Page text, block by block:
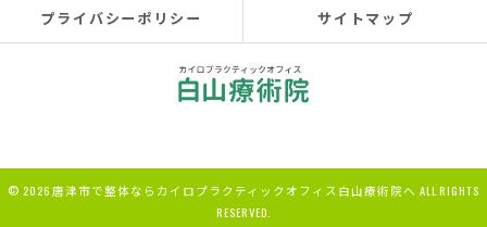
プライバシーポリシー サイトマップ
© 2026 唐津市で整体ならカイロプラクティックオフィス白山療術院へ ALL RIGHTS
RESERVED.